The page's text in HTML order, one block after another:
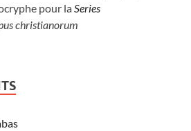
pour laSeries
christianorum